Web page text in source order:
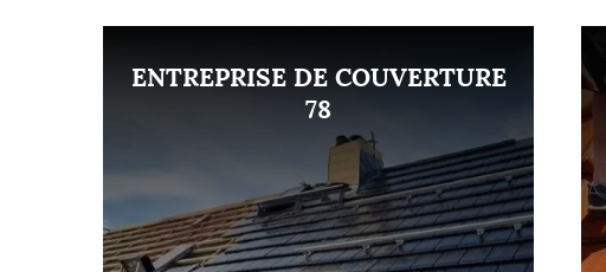
ENTREPRISE DE COUVERTURE
78